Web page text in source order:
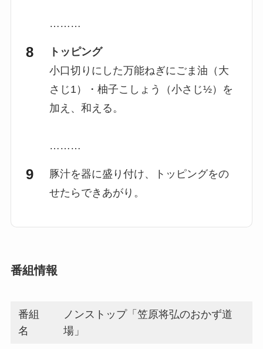
………
トッピング
小口切りにした万能ねぎにごま油（大
さじ1）・柚子こしょう（小さじ½）を
加え、和える。
………
豚汁を器に盛り付け、トッピングをの
せたらできあがり。
番組情報
番組
名
ノンストップ「笠原将弘のおかず道
場」